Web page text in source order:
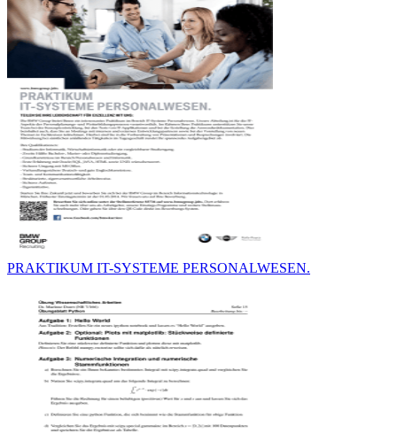
PRAKTIKUM IT-SYSTEME PERSONALWESEN.